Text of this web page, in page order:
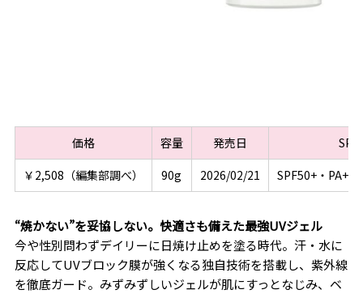
価格 容量 発売日
SPF
￥2,508（編集部調べ）
90g 2026/02/21 SPF50+・
“焼かない”を妥協しない。快適さも備えた最強UVジェル
今や性別問わずデイリーに日焼け止めを塗る時代。汗・水に
反応してUVブロック膜が強くなる独自技術を搭載し、紫外線
を徹底ガード。みずみずしいジェルが肌にすっとなじみ、ベ